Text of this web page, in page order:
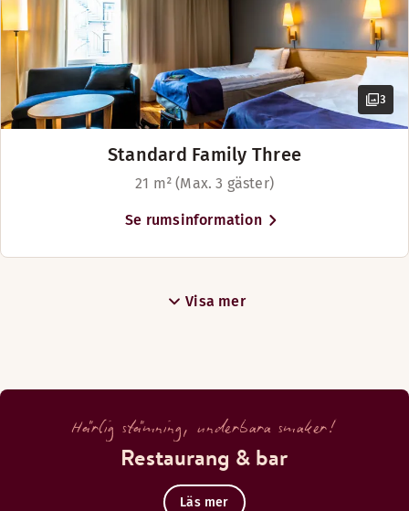
3
Standard Family Three
21 m² (Max. 3 gäster)
Se rumsinformation
Visa mer
Härlig stämning, underbara smaker!
Restaurang & bar
Läs mer